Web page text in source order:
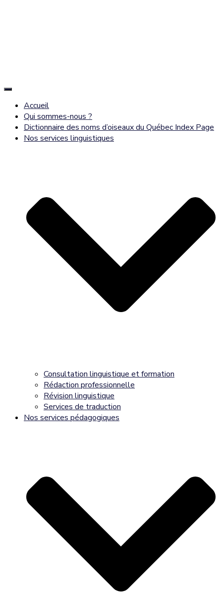
Déplier
navigationAccueil
Qui sommes-nous ?
Dictionnaire des noms d’oiseaux du Québec Index Page
Nos services linguistiques
Consultation linguistique et formation
Rédaction professionnelle
Révision linguistique
Services de traduction
Nos services pédagogiques